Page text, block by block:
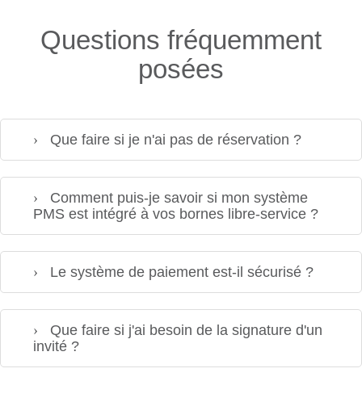
Questions fréquemment
posées
Que faire si je n'ai pas de réservation ?
Comment puis-je savoir si mon système
PMS est intégré à vos bornes libre-service ?
Le système de paiement est-il sécurisé ?
Que faire si j'ai besoin de la signature d'un
invité ?